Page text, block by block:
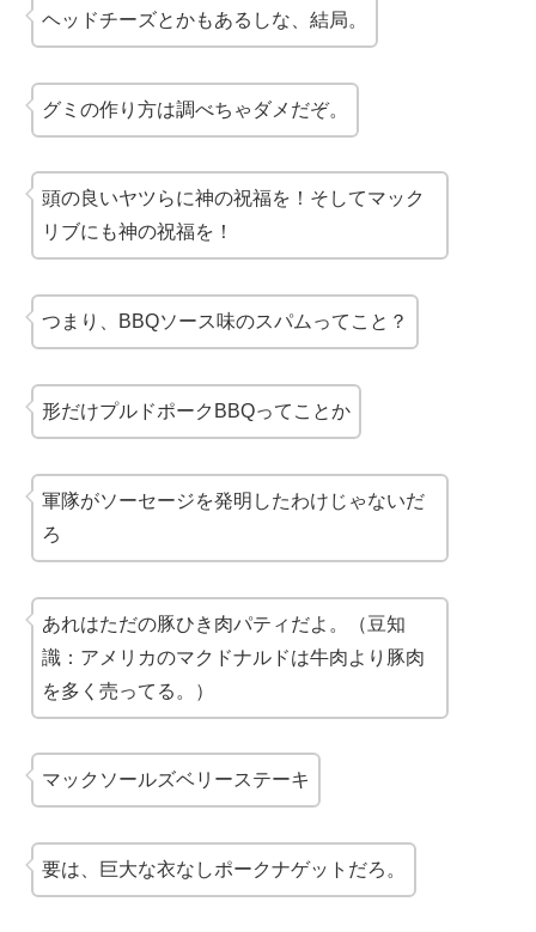
ヘッドチーズとかもあるしな、結局。
グミの作り方は調べちゃダメ だぞ。
頭の良いヤツらに神の祝福を！そしてマック
リブにも神の祝福を！
つまり、BBQソース味のスパム ってこと？
形だけプルドポークBBQってことか
軍隊がソーセージを発明したわけじゃないだ
ろ
あれはただの豚ひき肉パティだよ。（豆知
識：アメリカのマクドナルドは牛肉より豚肉
を多く売ってる。）
マックソールズベリーステーキ
要は、巨大な衣なしポークナゲット だろ。